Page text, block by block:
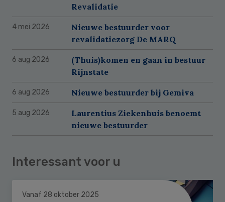
Revalidatie
4 mei 2026
Nieuwe bestuurder voor
revalidatiezorg De MARQ
6 aug 2026
(Thuis)komen en gaan in bestuur
Rijnstate
6 aug 2026 Nieuwe bestuurder bij Gemiva
5 aug 2026
Laurentius Ziekenhuis benoemt
nieuwe bestuurder
Interessant voor u
Vanaf 28 oktober 2025